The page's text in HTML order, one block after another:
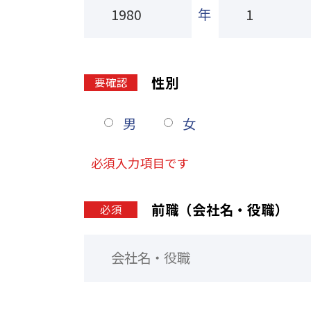
年
性別
要確認
男 女
必須入力項目です
前職（会社名・役職）
必須